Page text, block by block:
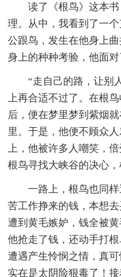
读了《根鸟》这本
理。从中，我看到了一
公跟鸟，发生在他身上
身上的种种考验，他面
“走自己的路，让别
上再合适不过了。在根
后，便在梦里梦到紫烟
里。于是，他便不顾众
上，他被许多人嘲笑，
根鸟寻找大峡谷的决心
一路上，根鸟也同
苦工作挣来的钱，本想
遭到黄毛嫉妒，钱全被
他抢走了钱，还动手打
遭遇产生怜悯之情，真
实在是太阴险狠毒了！